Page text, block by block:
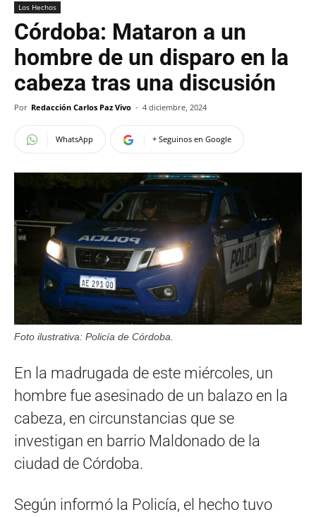
Los Hechos
Córdoba: Mataron a un
hombre de un disparo en la
cabeza tras una discusión
Por Redacción Carlos Paz Vivo - 4 diciembre, 2024
WhatsApp + Seguinos en Google
Foto ilustrativa: Policía de Córdoba.
En la madrugada de este miércoles, un
hombre fue asesinado de un balazo en la
cabeza, en circunstancias que se
investigan en barrio Maldonado de la
ciudad de Córdoba.
Según informó la Policía, el hecho tuvo